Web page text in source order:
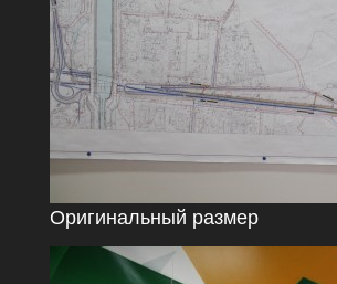
Оригинальный размер